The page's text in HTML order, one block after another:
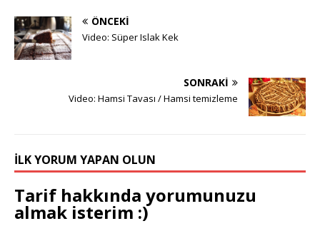
ÖNCEKI
Video: Süper Islak Kek
SONRAKI
Video: Hamsi Tavası / Hamsi temizleme
İLK YORUM YAPAN OLUN
Tarif hakkında yorumunuzu
almak isterim :)